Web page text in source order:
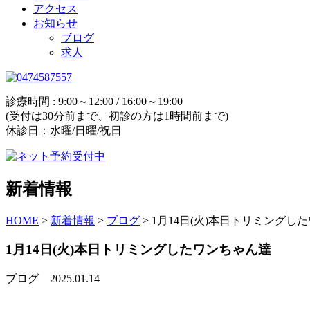
アクセス
お知らせ
ブログ
求人
診療時間 : 9:00～12:00 / 16:00～19:00
(受付は30分前まで、初診の方は1時間前まで)
休診日：水曜/日曜/祝日
新着情報
HOME > 新着情報 > ブログ > 1月14日(火)本日トリミングし
1月14日(火)本日トリミングしたワンちゃん達
ブログ 2025.01.14